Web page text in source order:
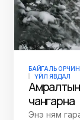
БАЙГАЛЬ ОРЧИН
ҮЙЛ ЯВДАЛ
Амралтын
чангарна
Энэ ням